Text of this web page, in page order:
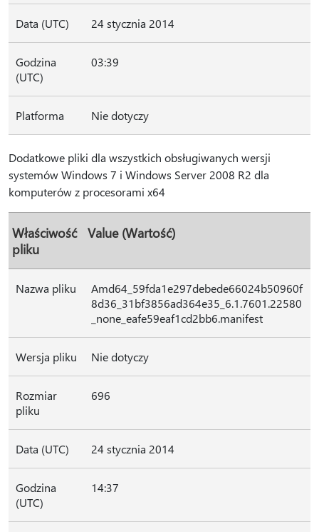
Data (UTC) 24 stycznia 2014
Godzina
(UTC)
03:39
Platforma Nie dotyczy
Dodatkowe pliki dla wszystkich obsługiwanych wersji
systemów Windows 7 i Windows Server 2008 R2 dla
komputerów z procesorami x64
Właściwość
pliku
Value (Wartość)
Nazwa pliku
Amd64_59fda1e297debede66024b50960f
8d36_31bf3856ad364e35_6.1.7601.22580
_none_eafe59eaf1cd2bb6.manifest
Wersja pliku Nie dotyczy
Rozmiar
pliku
696
Data (UTC) 24 stycznia 2014
Godzina
(UTC)
14:37